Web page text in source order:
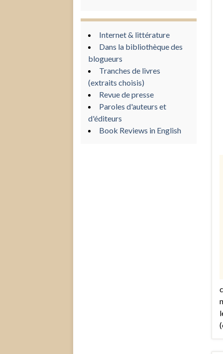
Internet & littérature
Dans la bibliothèque des
blogueurs
Tranches de livres
(extraits choisis)
Revue de presse
Paroles d'auteurs et
d'éditeurs
Book Reviews in English